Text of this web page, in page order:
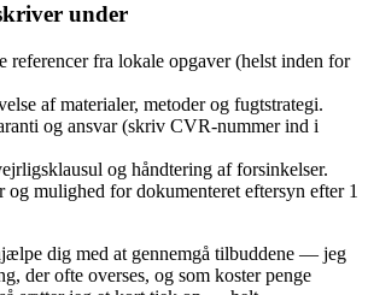
under
referencer fra lokale opgaver (helst inden for
af materialer, metoder og fugtstrategi.
og ansvar (skriv CVR-nummer ind i
og håndtering af forsinkelser.
og mulighed for dokumenteret eftersyn efter 1
dig med at gennemgå tilbuddene — jeg
der ofte overses, og som koster penge